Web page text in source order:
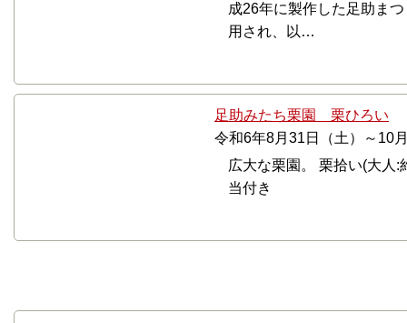
成26年に製作した足助ま
用され、以…
足助みたち栗園 栗ひろい
令和6年8月31日（土）～10
広大な栗園。 栗拾い(大
当付き